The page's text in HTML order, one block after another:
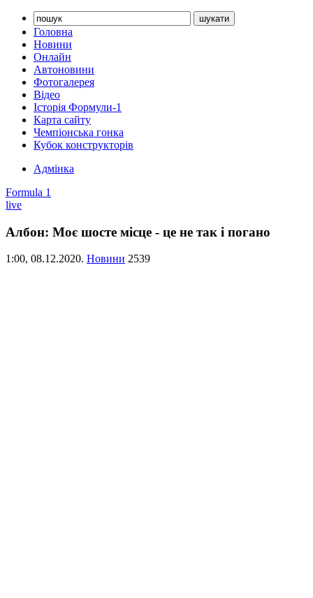
Головна
Новини
Онлайн
Автоновини
Фотогалерея
Відео
Історія Формули-1
Карта сайту
Чемпіонська гонка
Кубок конструкторів
Адмінка
Formula 1
live
Албон: Моє шосте місце - це не так і погано
1:00, 08.12.2020. Новини 2539